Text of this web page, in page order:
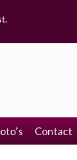
Contact